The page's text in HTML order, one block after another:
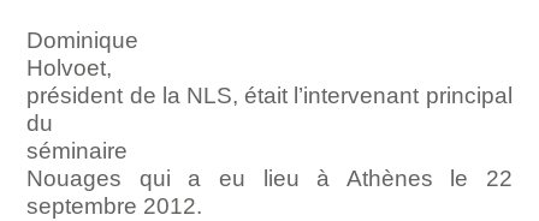
Dominique
Holvoet,
président de la NLS, était l’intervenant principal
du
séminaire
Nouages qui a eu lieu à Athènes le 22
septembre 2012.